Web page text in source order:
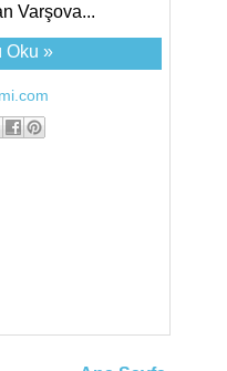
Varşova...
Oku »